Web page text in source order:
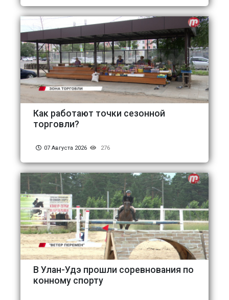
Как работают точки сезонной
торговли?
07 Августа 2026 276
В Улан-Удэ прошли соревнования по
конному спорту